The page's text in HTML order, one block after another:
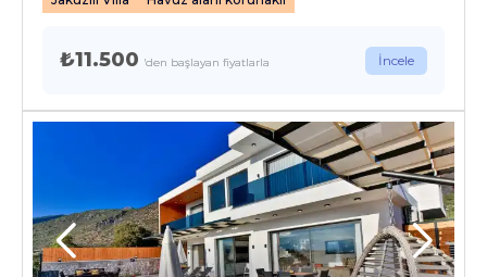
₺11.500 'den başlayan fiyatlarla İncele